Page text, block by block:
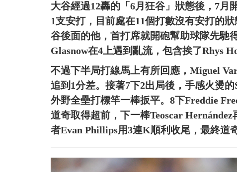
大谷經過12轟的「6月狂谷」狀態後，7月
1支安打，目前處在11個打數沒有安打的
谷後面的他，首打席就開砲幫助球隊先馳
Glasnow在4上遇到亂流，包含挨了Rhys
不過下半局打線馬上有所回應，Miguel
追到1分差。接著7下2出局後，手感火燙
外野全壘打標竿一棒扳平。8下Freddie
道奇取得超前，下一棒Teoscar
者Evan Phillips用3連K順利收尾，最終道